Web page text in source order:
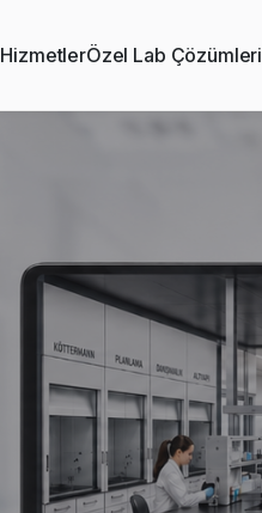
HizmetlerÖzel Lab Çözümleri